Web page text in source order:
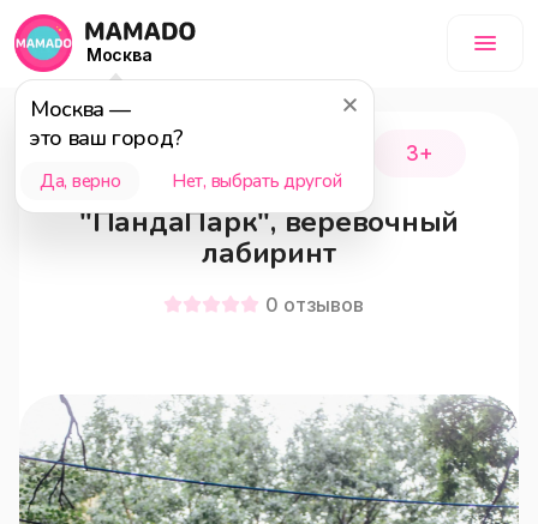
Москва
Москва —
это ваш город?
Да, верно Нет, выбрать другой
городской округ Истра 3+
"ПандаПарк", веревочный
лабиринт
0 отзывов